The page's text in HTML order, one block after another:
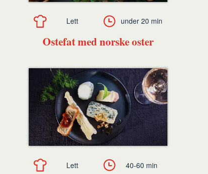
Ostefat med norske oster
Lett under 20 min
Lett 40-60 min